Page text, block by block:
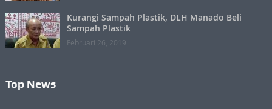
Kurangi Sampah Plastik, DLH Manado Beli
Sampah Plastik
Februari 26, 2019
Top News